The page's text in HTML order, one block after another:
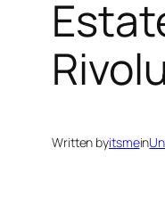
Written byitsmein